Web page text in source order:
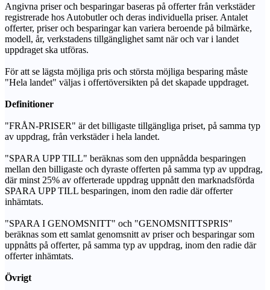
Angivna priser och besparingar baseras på offerter från verkstäder
registrerade hos Autobutler och deras individuella priser. Antalet
offerter, priser och besparingar kan variera beroende på bilmärke,
modell, år, verkstadens tillgänglighet samt när och var i landet
uppdraget ska utföras.
För att se lägsta möjliga pris och största möjliga besparing måste
"Hela landet" väljas i offertöversikten på det skapade uppdraget.
Definitioner
"FRÅN-PRISER" är det billigaste tillgängliga priset, på samma typ
av uppdrag, från verkstäder i hela landet.
"SPARA UPP TILL" beräknas som den uppnådda besparingen
mellan den billigaste och dyraste offerten på samma typ av uppdrag,
där minst 25% av offerterade uppdrag uppnått den marknadsförda
SPARA UPP TILL besparingen, inom den radie där offerter
inhämtats.
"SPARA I GENOMSNITT" och "GENOMSNITTSPRIS"
beräknas som ett samlat genomsnitt av priser och besparingar som
uppnåtts på offerter, på samma typ av uppdrag, inom den radie där
offerter inhämtats.
Övrigt